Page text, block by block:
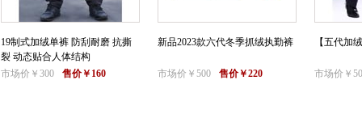
19制式加绒单裤 防刮耐磨 抗撕
裂 动态贴合人体结构
市场价￥300
售价￥160
新品2023款六代冬季抓绒执勤裤
市场价￥500 售价￥220
【五代加
市场价￥